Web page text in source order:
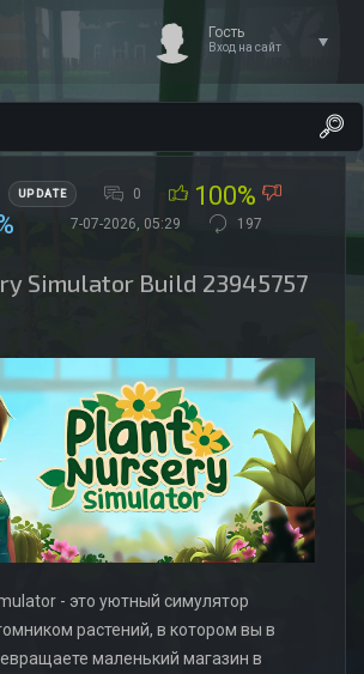
Гость
Вход на сайт
UPDATE 0 100%
7-07-2026, 05:29 197
Simulator Build 23945757
- это уютный симулятор
растений, в котором вы в
маленький магазин в